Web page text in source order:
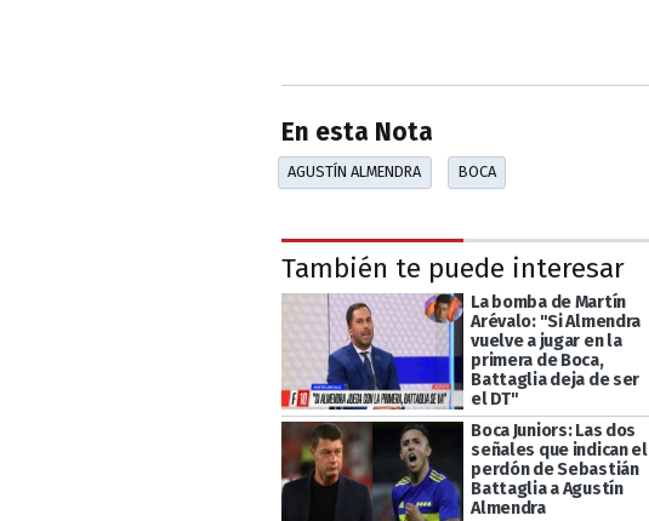
En esta Nota
AGUSTÍN ALMENDRA BOCA
También te puede interesar
La bomba de Martín
Arévalo: "Si Almendra
vuelve a jugar en la
primera de Boca,
Battaglia deja de ser
el DT"
Boca Juniors: Las dos
señales que indican el
perdón de Sebastián
Battaglia a Agustín
Almendra